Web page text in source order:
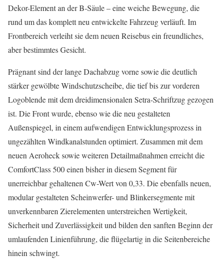
Dekor-Element an der B-Säule – eine weiche Bewegung, die
rund um das komplett neu entwickelte Fahrzeug verläuft. Im
Frontbereich verleiht sie dem neuen Reisebus ein freundliches,
aber bestimmtes Gesicht.
Prägnant sind der lange Dachabzug vorne sowie die deutlich
stärker gewölbte Windschutzscheibe, die tief bis zur vorderen
Logoblende mit dem dreidimensionalen Setra-Schriftzug gezogen
ist. Die Front wurde, ebenso wie die neu gestalteten
Außenspiegel, in einem aufwendigen Entwicklungsprozess in
ungezählten Windkanalstunden optimiert. Zusammen mit dem
neuen Aeroheck sowie weiteren Detailmaßnahmen erreicht die
ComfortClass 500 einen bisher in diesem Segment für
unerreichbar gehaltenen Cw-Wert von 0,33. Die ebenfalls neuen,
modular gestalteten Scheinwerfer- und Blinkersegmente mit
unverkennbaren Zierelementen unterstreichen Wertigkeit,
Sicherheit und Zuverlässigkeit und bilden den sanften Beginn der
umlaufenden Linienführung, die flügelartig in die Seitenbereiche
hinein schwingt.